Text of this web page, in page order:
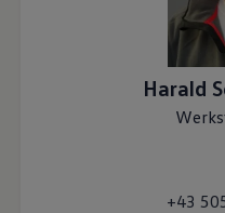
Harald
+43